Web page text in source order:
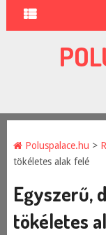
Poluspalace.hu >
tökéletes alak felé
Egyszerű,
tökéletes